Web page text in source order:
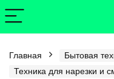
Главная Бытовая
Техника для нарезки и